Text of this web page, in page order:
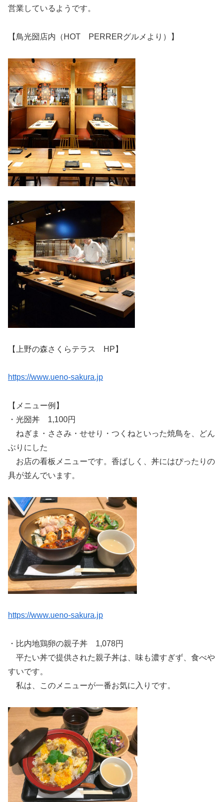
営業しているようです。
【鳥光圀店内（HOT PERRERグルメより）】
【上野の森さくらテラス HP】
https://www.ueno-sakura.jp
【メニュー例】
・光圀丼 1,100円
ねぎま・ささみ・せせり・つくねといった焼鳥を、どん
ぶりにした
お店の看板メニューです。香ばしく、丼にはぴったりの
具が並んでいます。
https://www.ueno-sakura.jp
・比内地鶏卵の親子丼 1,078円
平たい丼で提供された親子丼は、味も濃すぎず、食べや
すいです。
私は、このメニューが一番お気に入りです。